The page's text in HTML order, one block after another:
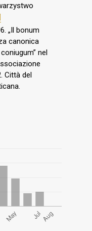
„Il bonum
canonica
nel
Città del